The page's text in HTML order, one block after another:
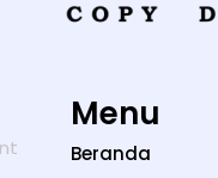
Menu
Beranda